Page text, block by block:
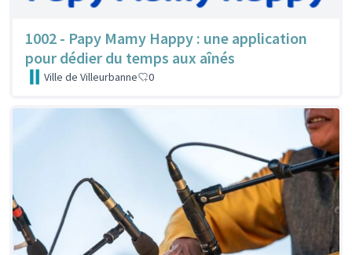
1002 - Papy Mamy Happy : une application
pour dédier du temps aux aînés
Ville de Villeurbanne 0